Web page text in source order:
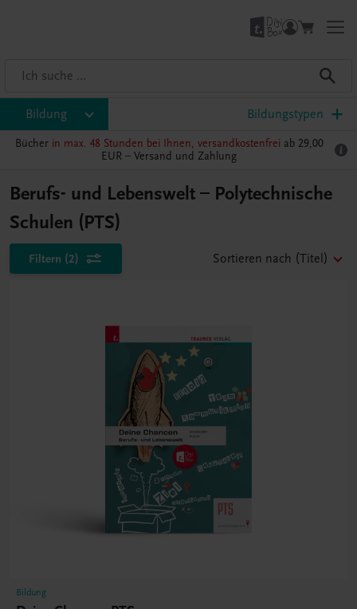
Bildung Bildungstypen
Bücher in max. 48 Stunden bei Ihnen, versandkostenfrei ab 29,00
EUR – Versand und Zahlung
Berufs- und Lebenswelt – Polytechnische
Schulen (PTS)
Filtern (2) Sortieren nach (Titel)
Bildung